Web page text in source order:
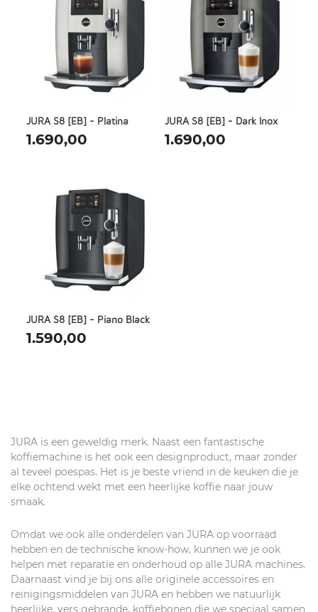
JURA S8 [EB] - Platina
1.690,00
JURA S8 [EB] - Dark Inox
1.690,00
JURA S8 [EB] - Piano Black
1.590,00
JURA is een geweldig merk. Naast een fantastische
koffiemachine is het ook een designproduct, maar zonder
al teveel poespas. Het is je beste vriend in de keuken die je
elke ochtend wekt met een heerlijke koffie naar jouw
smaak.
Omdat we ook alle onderdelen van JURA op voorraad
hebben en de technische know-how, kunnen we je ook
helpen met reparatie en onderhoud op alle JURA machines.
Daarnaast vind je bij ons alle originele accessoires en
reinigingsmiddelen van JURA en hebben we natuurlijk
heerlijke, vers gebrande, koffiebonen die we speciaal samen